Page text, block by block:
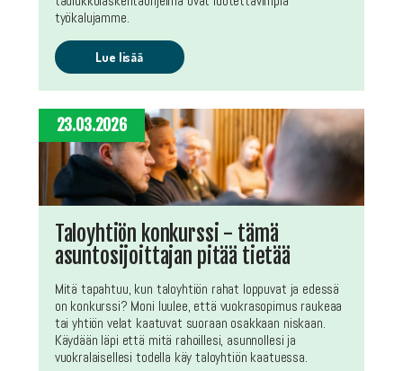
työkalujamme.
Lue lisää
23.03.2026
Taloyhtiön konkurssi - tämä
asuntosijoittajan pitää tietää
Mitä tapahtuu, kun taloyhtiön rahat loppuvat ja edessä
on konkurssi? Moni luulee, että vuokrasopimus raukeaa
tai yhtiön velat kaatuvat suoraan osakkaan niskaan.
Käydään läpi että mitä rahoillesi, asunnollesi ja
vuokralaisellesi todella käy taloyhtiön kaatuessa.